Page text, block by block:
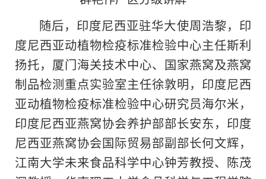
随后，印度尼西亚驻华大使周浩黎，印
度尼西亚动植物检疫标准检验中心主任斯利
扬托，厦门海关技术中心、国家燕窝及燕窝
制品检测重点实验室主任徐敦明，印度尼西
亚动植物检疫标准检验中心研究员海尔米，
印度尼西亚燕窝协会养护部部长安东，印度
尼西亚燕窝协会国际贸易部副部长何文辉，
江南大学未来食品科学中心钟芳教授、陈茂